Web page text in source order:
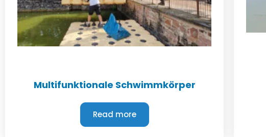
Multifunktionale Schwimmkörper
Read more